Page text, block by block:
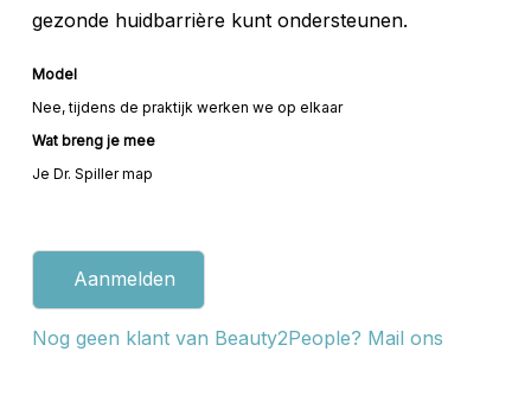
gezonde huidbarrière kunt ondersteunen.
Model
Nee, tijdens de praktijk werken we op elkaar
Wat breng je mee
Je Dr. Spiller map
Aanmelden
Nog geen klant van Beauty2People? Mail ons